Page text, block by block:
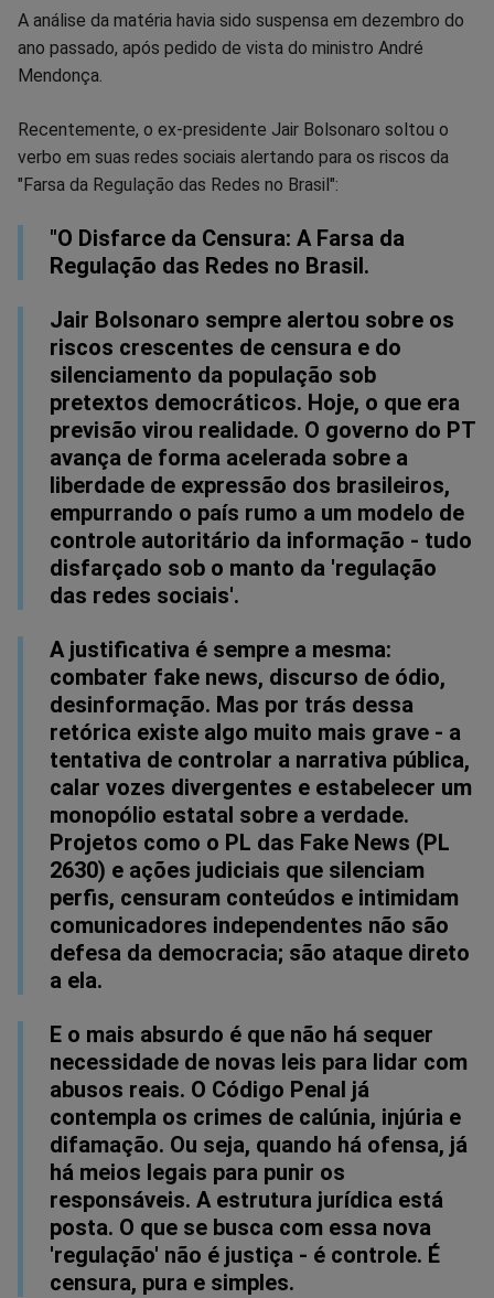
FacebookWhatsappTwitterMessengerTelegramGettr
A análise da matéria havia sido suspensa em dezembro do
ano passado, após pedido de vista do ministro André
Mendonça.
Recentemente, o ex-presidente Jair Bolsonaro soltou o
verbo em suas redes sociais alertando para os riscos da
"Farsa da Regulação das Redes no Brasil":
"O Disfarce da Censura: A Farsa da
Regulação das Redes no Brasil.
Jair Bolsonaro sempre alertou sobre os
riscos crescentes de censura e do
silenciamento da população sob
pretextos democráticos. Hoje, o que era
previsão virou realidade. O governo do PT
avança de forma acelerada sobre a
liberdade de expressão dos brasileiros,
empurrando o país rumo a um modelo de
controle autoritário da informação - tudo
disfarçado sob o manto da 'regulação
das redes sociais'.
A justificativa é sempre a mesma:
combater fake news, discurso de ódio,
desinformação. Mas por trás dessa
retórica existe algo muito mais grave - a
tentativa de controlar a narrativa pública,
calar vozes divergentes e estabelecer um
monopólio estatal sobre a verdade.
Projetos como o PL das Fake News (PL
2630) e ações judiciais que silenciam
perfis, censuram conteúdos e intimidam
comunicadores independentes não são
defesa da democracia; são ataque direto
a ela.
E o mais absurdo é que não há sequer
necessidade de novas leis para lidar com
abusos reais. O Código Penal já
contempla os crimes de calúnia, injúria e
difamação. Ou seja, quando há ofensa, já
há meios legais para punir os
responsáveis. A estrutura jurídica está
posta. O que se busca com essa nova
'regulação' não é justiça - é controle. É
censura, pura e simples.